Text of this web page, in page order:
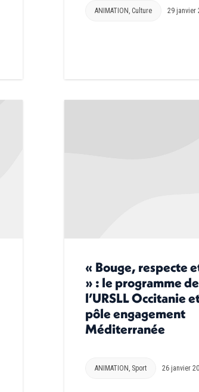
ANIMATION Culture 29 janvier
« Bouge, respecte
» : le programme de
l’URSLL Occitanie
pôle engagement
Méditerranée
ANIMATION , Sport 26 janvier